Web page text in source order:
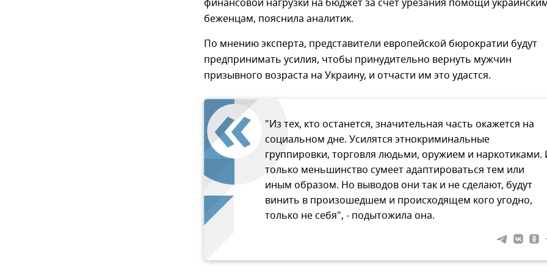
финансовой нагрузки на бюджет за счет урезания помощи
беженцам, пояснила аналитик.
По мнению эксперта, представители европейской бюрократии будут
предпринимать усилия, чтобы принудительно вернуть мужчин
призывного возраста на Украину, и отчасти им это удастся.
"Из тех, кто останется, значительная часть окажется на
социальном дне. Усилятся этнокриминальные
группировки, торговля людьми, оружием и наркотиками.
только меньшинство сумеет адаптироваться тем или
иным образом. Но выводов они так и не сделают, будут
винить в произошедшем и происходящем кого угодно,
только не себя", - подытожила она.